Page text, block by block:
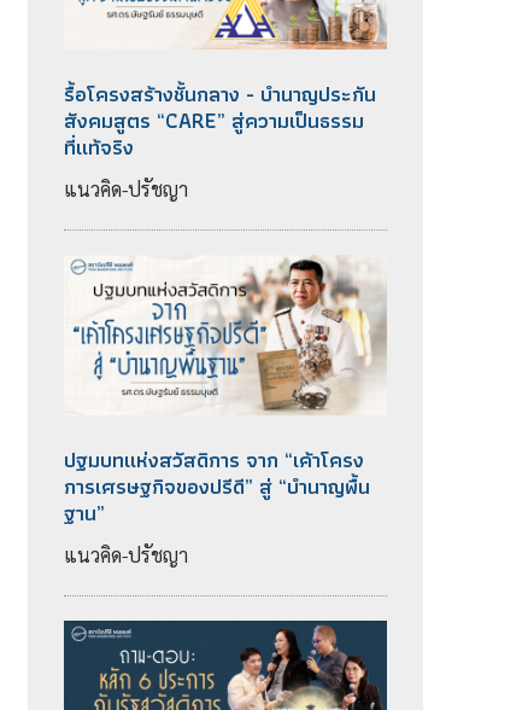
รื้อโครงสร้างชั้นกลาง - บำนาญประกัน
สังคมสูตร “CARE” สู่ความเป็นธรรม
ที่แท้จริง
แนวคิด-ปรัชญา
ปฐมบทแห่งสวัสดิการ จาก “เค้าโครง
การเศรษฐกิจของปรีดี” สู่ “บำนาญพื้น
ฐาน”
แนวคิด-ปรัชญา